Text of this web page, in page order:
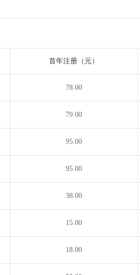
首年注册（元）
78.00
79.00
95.00
95.00
38.00
15.00
18.00